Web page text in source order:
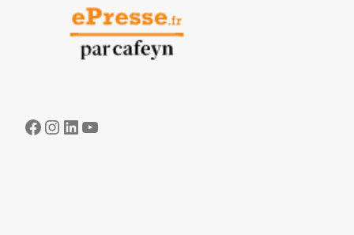
Facebook
Instagram
LinkedIn
YouTube